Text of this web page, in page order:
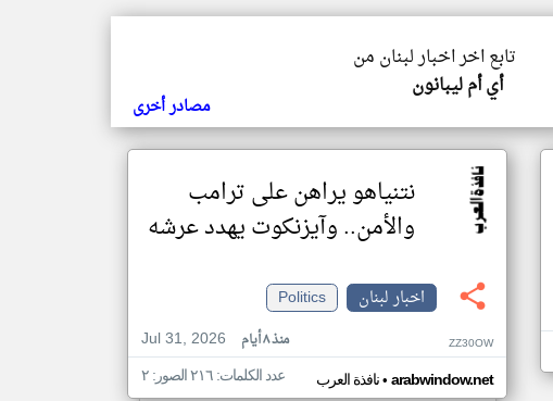
تابع اخر اخبار لبنان من
أي أم ليبانون
مصادر أخرى
نتنياهو يراهن على ترامب
والأمن.. وآيزنكوت يهدد عرشه
اخبار لبنان
Politics
Jul 31, 2026
منذ ٨ أيام ZZ30OW
نافذة العرب• arabwindow.net عدد الكلمات: ٢١٦ الصور: ٢